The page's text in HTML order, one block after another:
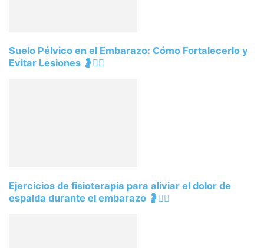
Suelo Pélvico en el Embarazo: Cómo Fortalecerlo y
Evitar Lesiones 🤰🧘‍♀️
Ejercicios de fisioterapia para aliviar el dolor de
espalda durante el embarazo 🤰🧘‍♀️